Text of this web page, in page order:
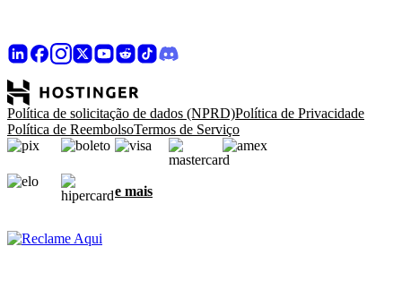
Política de solicitação de dados (NPRD)Política de Privacidade
Política de ReembolsoTermos de Serviço
e mais